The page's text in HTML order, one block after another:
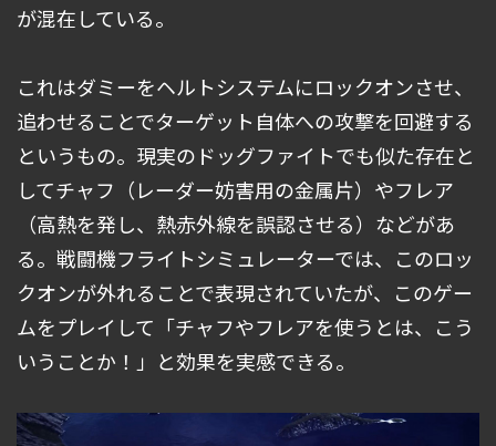
が混在している。
これはダミーをヘルトシステムにロックオンさせ、
追わせることでターゲット自体への攻撃を回避する
というもの。現実のドッグファイトでも似た存在と
してチャフ（レーダー妨害用の金属片）やフレア
（高熱を発し、熱赤外線を誤認させる）などがあ
る。戦闘機フライトシミュレーターでは、このロッ
クオンが外れることで表現されていたが、このゲー
ムをプレイして「チャフやフレアを使うとは、こう
いうことか！」と効果を実感できる。